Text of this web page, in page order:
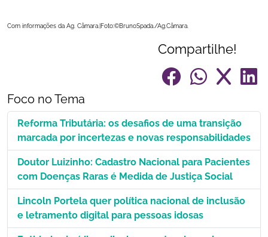
Com informações da Ag. Câmara.|Foto:©BrunoSpada./Ag.Câmara.
Compartilhe!
Foco no Tema
Reforma Tributária: os desafios de uma transição
marcada por incertezas e novas responsabilidades
Doutor Luizinho: Cadastro Nacional para Pacientes
com Doenças Raras é Medida de Justiça Social
Lincoln Portela quer política nacional de inclusão
e letramento digital para pessoas idosas